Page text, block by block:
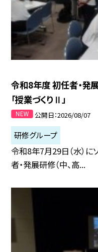
令和8年度 初任者・発展
「授業づくりⅡ」
公開日 2026/08/07
研修グループ
令和8年7月29日（水）に
者・発展研修（中、高...